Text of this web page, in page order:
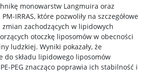
monowarstw Langmuira oraz
IRRAS, które pozwoliły na szczegółowe
zachodzących w lipidowych
otoczkę liposomów w obecności
ludzkiej. Wyniki pokazały, że
do składu lipidowego liposomów
PEG znacząco poprawia ich stabilność i